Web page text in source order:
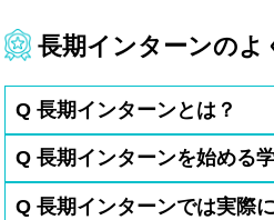
長期インターンのよ
Q 長期インターンとは？
Q 長期インターンを始める
Q 長期インターンでは実際